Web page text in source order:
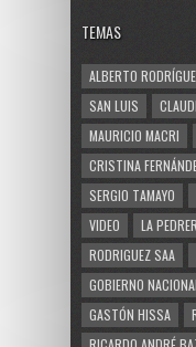
TEMAS
ALBERTO
SAN LUIS
MAURICIO MACRI
CRISTINA
SERGIO TAMAYO
VIDEO
LA
RODRIGUEZ SAA
GOBIERNO NACIONAL
GASTÓN HISSA